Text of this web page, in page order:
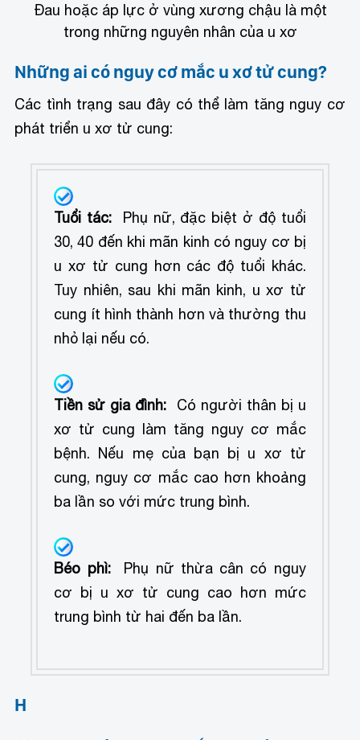
Đau hoặc áp lực ở vùng xương chậu là một
trong những nguyên nhân của u xơ
Những ai có nguy cơ mắc u xơ tử cung?
Các tình trạng sau đây có thể làm tăng nguy cơ
phát triển u xơ tử cung:
Tuổi tác: Phụ nữ, đặc biệt ở độ tuổi
30, 40 đến khi mãn kinh có nguy cơ bị
u xơ tử cung hơn các độ tuổi khác.
Tuy nhiên, sau khi mãn kinh, u xơ tử
cung ít hình thành hơn và thường thu
nhỏ lại nếu có.
Tiền sử gia đình: Có người thân bị u
xơ tử cung làm tăng nguy cơ mắc
bệnh. Nếu mẹ của bạn bị u xơ tử
cung, nguy cơ mắc cao hơn khoảng
ba lần so với mức trung bình.
Béo phì:Phụ nữ thừa cân có nguy
cơ bị u xơ tử cung cao hơn mức
trung bình từ hai đến ba lần.
H